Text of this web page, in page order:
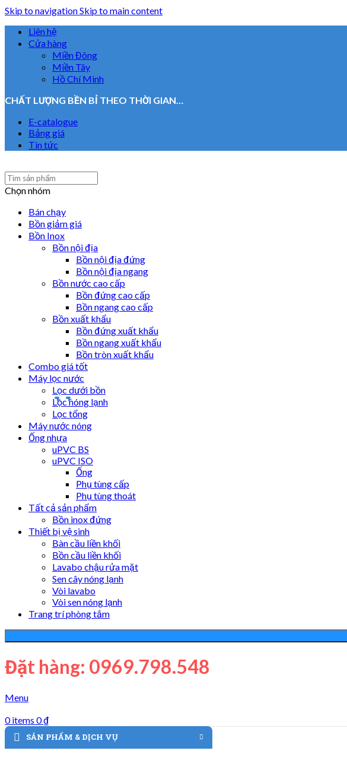
Skip to navigationSkip to main content
Liên hệ
Cửa hàng
Miền Đông
Miền Tây
Hồ Chí Minh
CHẤT LƯỢNG BỀN BỈ THEO THỜI GIAN…
E-catalogue
Bảng giá
Tin tức
Chọn nhóm
Bán chạy
Bồn giảm giá
Bồn Inox
Bồn nội địa
Bồn nội địa đứng
Bồn nội địa ngang
Bồn nước cao cấp
Bồn đứng cao cấp
Bồn ngang cao cấp
Bồn xuất khẩu
Bồn đứng xuất khẩu
Bồn ngang xuất khẩu
Bồn tròn xuất khẩu
Combo giá tốt
Máy lọc nước
Lọc dưới bồn
Lọc nóng lạnh
Lọc tổng
Máy nước nóng
Ống nhựa
uPVC BS
uPVC ISO
Ống
Phụ tùng cấp
Phụ tùng thoát
Tất cả sản phẩm
Bồn inox đứng
Thiết bị vệ sinh
Bàn cầu liền khối
Bồn cầu liền khối
Lavabo chậu rửa mặt
Sen cây nóng lạnh
Vòi lavabo
Vòi sen nóng lạnh
Trang trí phòng tắm
Đặt hàng: 0969.798.548
Menu
0items 0₫
SẢN PHẨM & DỊCH VỤ